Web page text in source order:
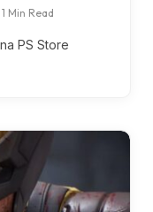
1 Min Read
PS Store